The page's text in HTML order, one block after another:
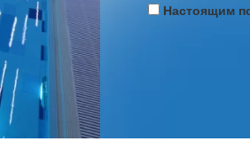
Настоящим